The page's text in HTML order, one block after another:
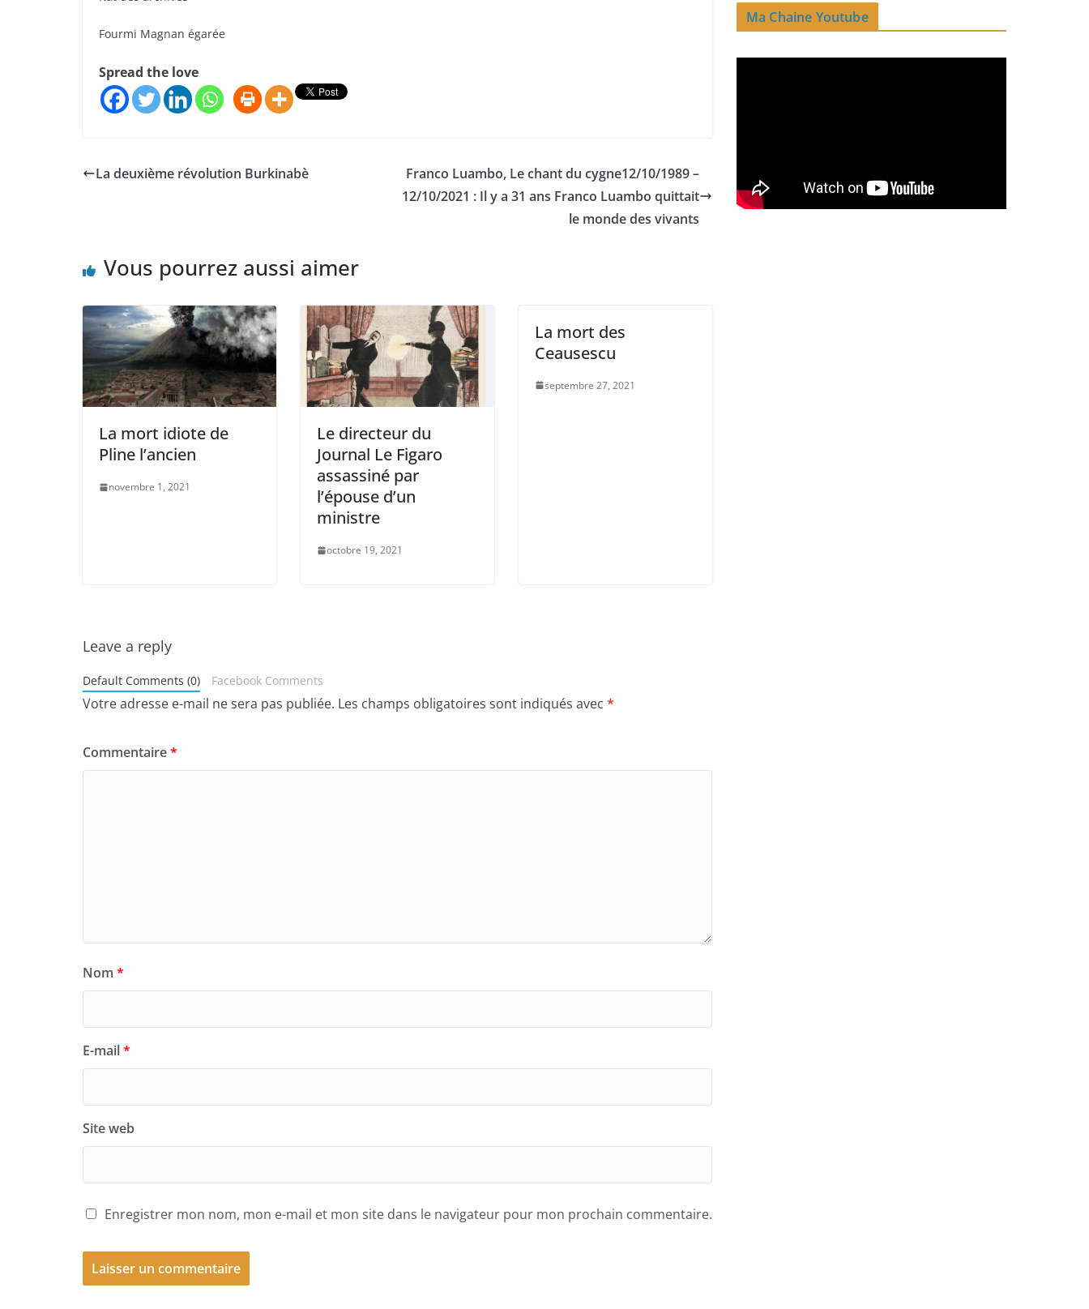
Fourmi Magnan égarée
Spread the love
La deuxième révolution Burkinabè
Franco Luambo, Le chant du cygne12/10/1989 –
12/10/2021 : Il y a 31 ans Franco Luambo quittait
le monde des vivants
Vous pourrez aussi aimer
La mort idiote de
Pline l’ancien
novembre 1, 2021
Le directeur du
Journal Le Figaro
assassiné par
l’épouse d’un
ministre
octobre 19, 2021
La mort des
Ceausescu
septembre 27, 2021
Leave a reply
Default Comments (0) Facebook Comments
Votre adresse e-mail ne sera pas publiée. Les champs obligatoires sont indiqués avec *
Commentaire*
Nom *
E-mail*
Site web
Enregistrer mon nom, mon e-mail et mon site dans le navigateur pour mon prochain commentaire.
Ma Chaine Youtube